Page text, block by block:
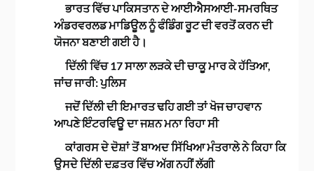
ਭਾਰਤ ਵਿੱਚ ਪਾਕਿਸਤਾਨ ਦੇ ਆਈਐਸਆਈ-ਸਮਰਥਿਤ
ਅੰਡਰਵਰਲਡ ਮਾਡਿਊਲ ਨੂੰ ਫੰਡਿੰਗ ਰੂਟ ਦੀ ਵਰਤੋਂ ਕਰਨ ਦੀ
ਯੋਜਨਾ ਬਣਾਈ ਗਈ ਹੈ।
ਦਿੱਲੀ ਵਿੱਚ 17 ਸਾਲਾ ਲੜਕੇ ਦੀ ਚਾਕੂ ਮਾਰ ਕੇ ਹੱਤਿਆ,
ਜਾਂਚ ਜਾਰੀ: ਪੁਲਿਸ
ਜਦੋਂ ਦਿੱਲੀ ਦੀ ਇਮਾਰਤ ਢਹਿ ਗਈ ਤਾਂ ਖੋਜ ਚਾਹਵਾਨ
ਆਪਣੇ ਇੰਟਰਵਿਊ ਦਾ ਜਸ਼ਨ ਮਨਾ ਰਿਹਾ ਸੀ
ਕਾਂਗਰਸ ਦੇ ਦੋਸ਼ਾਂ ਤੋਂ ਬਾਅਦ ਸਿੱਖਿਆ ਮੰਤਰਾਲੇ ਨੇ ਕਿਹਾ ਕਿ
ਉਸਦੇ ਦਿੱਲੀ ਦਫ਼ਤਰ ਵਿੱਚ ਅੱਗ ਨਹੀਂ ਲੱਗੀ